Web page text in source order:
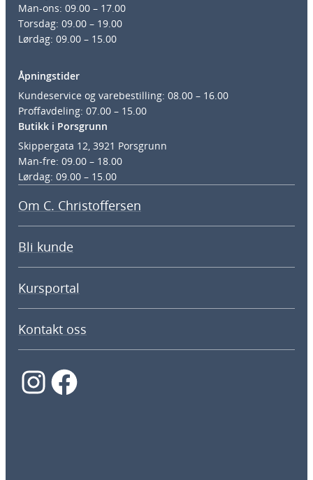
Man-ons: 09.00 – 17.00
Torsdag: 09.00 – 19.00
Lørdag: 09.00 – 15.00
Åpningstider
Kundeservice og varebestilling: 08.00 – 16.00
Proffavdeling: 07.00 – 15.00
Butikk i Porsgrunn
Skippergata 12, 3921 Porsgrunn
Man-fre: 09.00 – 18.00
Lørdag: 09.00 – 15.00
Om C. Christoffersen
Bli kunde
Kursportal
Kontakt oss
InstagramFacebook